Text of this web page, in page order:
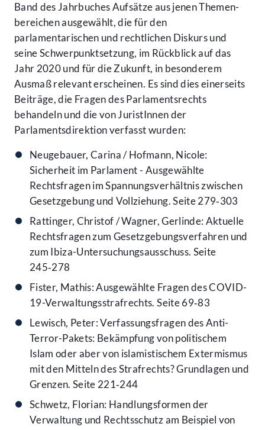
Band des Jahrbuches Aufsätze aus jenen Themen­
bereichen ausgewählt, die für den
parlamentarischen und rechtlichen Diskurs und
seine Schwerpunkt­setzung, im Rückblick auf das
Jahr 2020 und für die Zukunft, in besonderem
Ausmaß relevant erscheinen. Es sind dies einerseits
Beiträge, die Fragen des Parlamentsrechts
behandeln und die von JuristInnen der
Parlamentsdirektion verfasst wurden:
Neugebauer, Carina / Hofmann, Nicole:
Sicherheit im Parlament - Ausgewählte
Rechtsfragen im Spannungsverhältnis zwischen
Gesetzgebung und Vollziehung. Seite 279‑303
Rattinger, Christof / Wagner, Gerlinde: Aktuelle
Rechtsfragen zum Gesetzgebungsverfahren und
zum Ibiza-Untersuchungsausschuss. Seite
245‑278
Fister, Mathis: Ausgewählte Fragen des COVID-
19-Verwaltungsstrafrechts. Seite 69‑83
Lewisch, Peter: Verfassungsfragen des Anti-
Terror-Pakets: Bekämpfung von politischem
Islam oder aber von islamistischem Extermismus
mit den Mitteln des Strafrechts? Grundlagen und
Grenzen. Seite 221‑244
Schwetz, Florian: Handlungsformen der
Verwaltung und Rechtsschutz am Beispiel von